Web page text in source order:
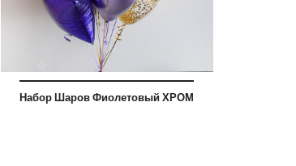
Набор Шаров Фиолетовый ХРОМ